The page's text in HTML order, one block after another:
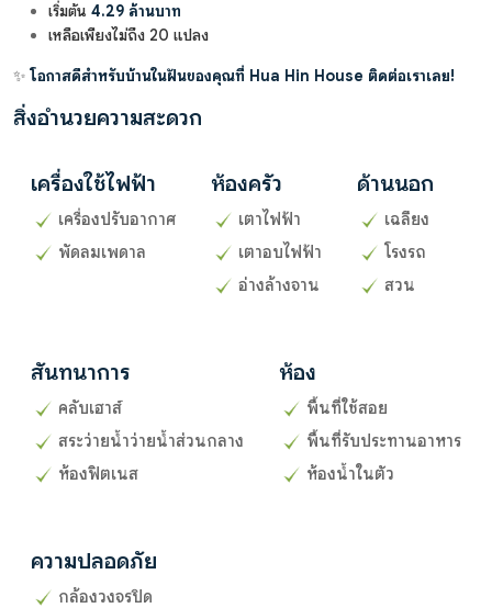
เริ่มต้น 4.29 ล้านบาท
เหลือเพียงไม่ถึง 20 แปลง
✨โอกาสดีสำหรับบ้านในฝันของคุณที่ Hua Hin House ติดต่อเราเลย!
สิ่งอำนวยความสะดวก
เครื่องใช้ไฟฟ้า
เครื่องปรับอากาศ
พัดลมเพดาล
ห้องครัว
เตาไฟฟ้า
เตาอบไฟฟ้า
อ่างล้างจาน
ด้านนอก
เฉลียง
โรงรถ
สวน
สันทนาการ
คลับเฮาส์
สระว่ายน้ำว่ายน้ำส่วนกลาง
ห้องฟิตเนส
ห้อง
พื้นที่ใช้สอย
พื้นที่รับประทานอาหาร
ห้องน้ำในตัว
ความปลอดภัย
กล้องวงจรปิด